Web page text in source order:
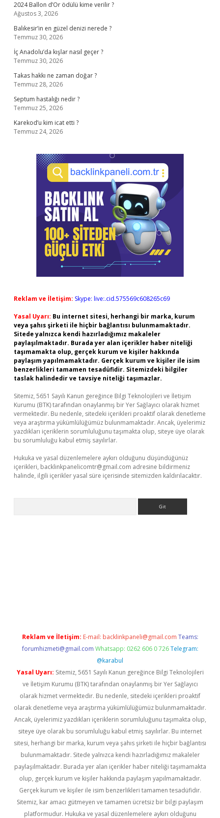
2024 Ballon d’Or ödülü kime verilir ?
Ağustos 3, 2026
Balıkesir’in en güzel denizi nerede ?
Temmuz 30, 2026
İç Anadolu’da kışlar nasıl geçer ?
Temmuz 30, 2026
Takas hakkı ne zaman doğar ?
Temmuz 28, 2026
Septum hastalığı nedir ?
Temmuz 25, 2026
Karekod’u kim icat etti ?
Temmuz 24, 2026
Reklam ve İletişim: Skype: live:.cid.575569c608265c69
Yasal Uyarı: Bu internet sitesi, herhangi bir marka, kurum
veya şahıs şirketi ile hiçbir bağlantısı bulunmamaktadır.
Sitede yalnızca kendi hazırladığımız makaleler
paylaşılmaktadır. Burada yer alan içerikler haber niteliği
taşımamakta olup, gerçek kurum ve kişiler hakkında
paylaşım yapılmamaktadır. Gerçek kurum ve kişiler ile isim
benzerlikleri tamamen tesadüfidir. Sitemizdeki bilgiler
taslak halindedir ve tavsiye niteliği taşımazlar.
Sitemiz, 5651 Sayılı Kanun gereğince Bilgi Teknolojileri ve İletişim
Kurumu (BTK) tarafından onaylanmış bir Yer Sağlayıcı olarak hizmet
vermektedir. Bu nedenle, sitedeki içerikleri proaktif olarak denetleme
veya araştırma yükümlülüğümüz bulunmamaktadır. Ancak, üyelerimiz
yazdıkları içeriklerin sorumluluğunu taşımakta olup, siteye üye olarak
bu sorumluluğu kabul etmiş sayılırlar.
Hukuka ve yasal düzenlemelere aykırı olduğunu düşündüğünüz
içerikleri, backlinkpanelicomtr@gmail.com adresine bildirmeniz
halinde, ilgili içerikler yasal süre içerisinde sitemizden kaldırılacaktır.
Reklam ve İletişim: E-mail: backlinkpaneli@gmail.com Teams:
forumhizmeti@gmail.com Whatsapp: 0262 606 0 726 Telegram:
@karabul
Yasal Uyarı: Sitemiz, 5651 Sayılı Kanun gereğince Bilgi Teknolojileri
ve İletişim Kurumu (BTK) tarafından onaylanmış bir Yer Sağlayıcı
olarak hizmet vermektedir. Bu nedenle, sitedeki içerikleri proaktif
olarak denetleme veya araştırma yükümlülüğümüz bulunmamaktadır.
Ancak, üyelerimiz yazdıkları içeriklerin sorumluluğunu taşımakta olup,
siteye üye olarak bu sorumluluğu kabul etmiş sayılırlar. Bu internet
sitesi, herhangi bir marka, kurum veya şahıs şirketi ile hiçbir bağlantısı
bulunmamaktadır. Sitede yalnızca kendi hazırladığımız makaleler
paylaşılmaktadır. Burada yer alan içerikler haber niteliği taşımamakta
olup, gerçek kurum ve kişiler hakkında paylaşım yapılmamaktadır.
Gerçek kurum ve kişiler ile isim benzerlikleri tamamen tesadüfidir.
Sitemiz, kar amacı gütmeyen ve tamamen ücretsiz bir bilgi paylaşım
platformudur. Hukuka ve yasal düzenlemelere aykırı olduğunu